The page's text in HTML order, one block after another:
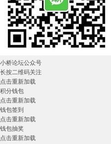
小桥论坛公众号
长按二维码关注
点击重新加载
积分钱包
点击重新加载
钱包签到
点击重新加载
钱包抽奖
点击重新加载